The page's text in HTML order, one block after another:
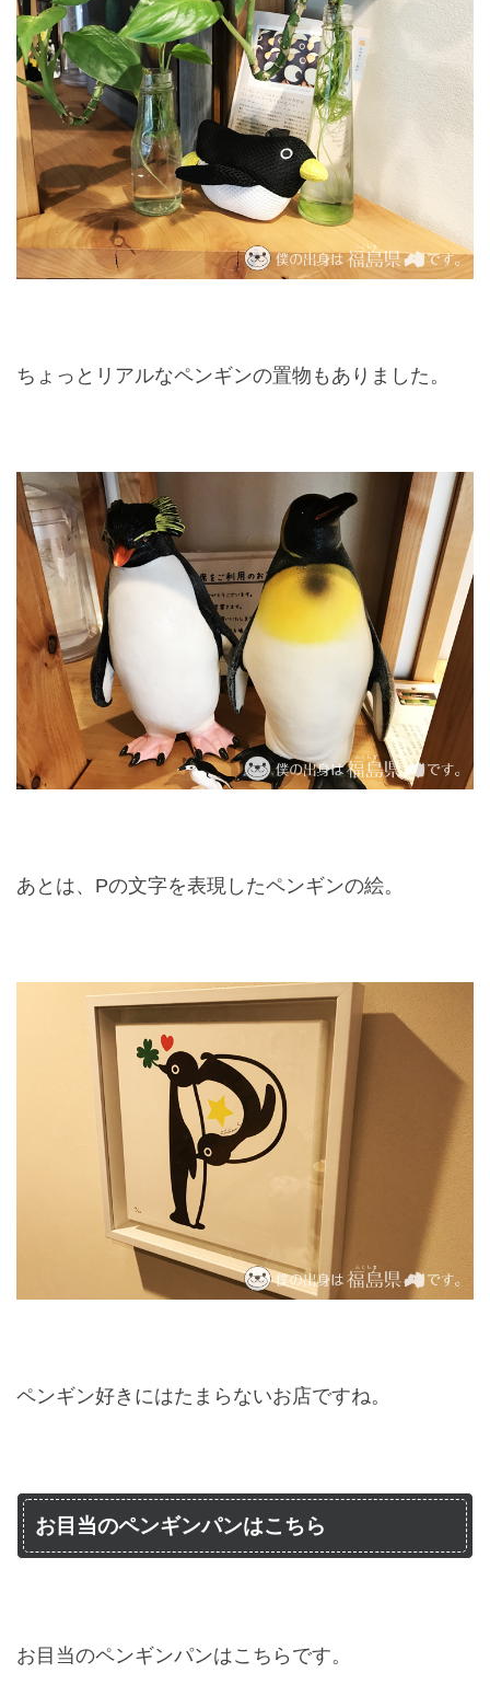
ちょっとリアルなペンギンの置物もありました。
あとは、Pの文字を表現したペンギンの絵。
ペンギン好きにはたまらないお店ですね。
お目当のペンギンパンはこちら
お目当のペンギンパンはこちらです。